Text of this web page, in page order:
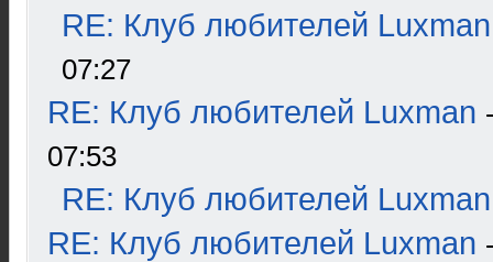
RE: Клуб любителей Luxman
07:27
RE: Клуб любителей Luxman
07:53
RE: Клуб любителей Luxman
RE: Клуб любителей Luxman